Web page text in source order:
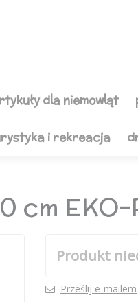
dla niemowląt
i rekreacja
cm EKO-
Produkt
Prześlij e-mailem